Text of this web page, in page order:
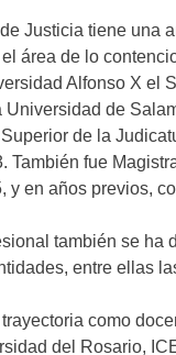
Justicia tiene una
área de lo
Alfonso X el
Universidad de
de la
También fue
y en años previos,
también se ha
entre ellas
como
del Rosario,